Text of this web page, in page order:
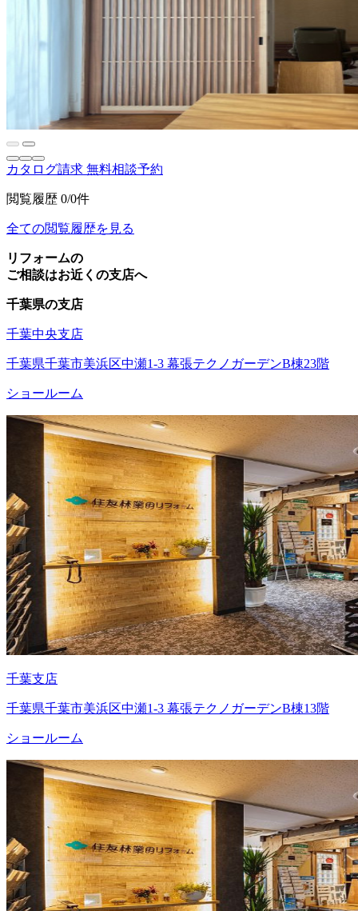
カタログ請求 無料相談予約
閲覧履歴 0/0件
全ての閲覧履歴を見る
リフォームの
ご相談はお近くの支店へ
千葉県の支店
千葉中央支店
千葉県千葉市美浜区中瀬1-3 幕張テクノガーデンB棟23階
ショールーム
千葉支店
千葉県千葉市美浜区中瀬1-3 幕張テクノガーデンB棟13階
ショールーム